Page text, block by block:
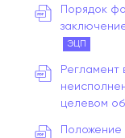
Порядок
ЭЦП
Регламент
целевом